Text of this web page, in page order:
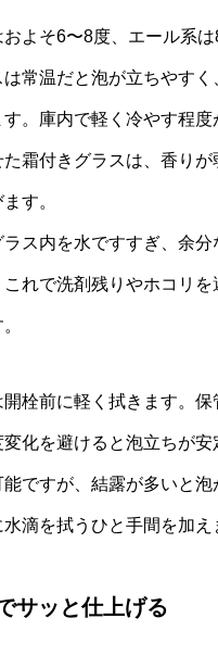
およそ6〜8度、エール系
常温だと泡が立ちやすく
す。庫内で軽く冷やす程
た霜付きグラスは、香り
す。
ス内を水ですすぎ、余分
れで洗剤残りやホコリ
栓前に軽く拭きます。保
化を避けると泡立ちが
ですが、結露が多いと泡
滴を拭うひと手間を加え
サッと仕上げる